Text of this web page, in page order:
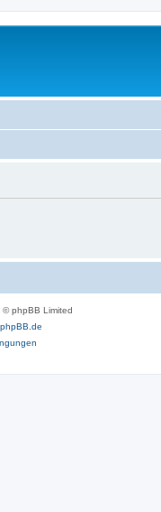
© phpBB Limited
phpBB.de